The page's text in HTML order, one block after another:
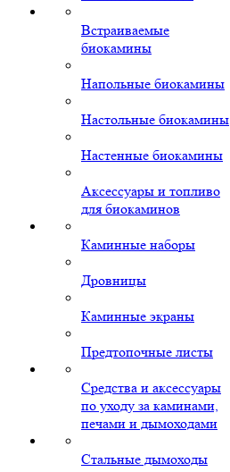
Встраиваемые
биокамины
Напольные биокамины
Настольные биокамины
Настенные биокамины
Аксессуары и топливо
для биокаминов
Каминные наборы
Дровницы
Каминные экраны
Предтопочные листы
Средства и аксессуары
по уходу за каминами,
печами и дымоходами
Стальные дымоходы